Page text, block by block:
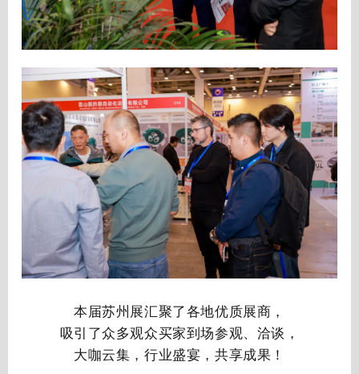
本届苏州展汇聚了各地优质展商，
吸引了众多观众买家到场参观、洽谈，
大咖云集，行业盛宴，共享成果！